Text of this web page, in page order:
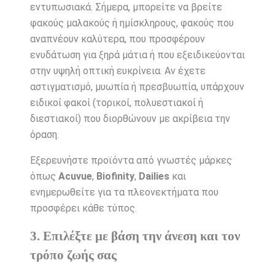
εντυπωσιακά. Σήμερα, μπορείτε να βρείτε
φακούς μαλακούς ή ημίσκληρους, φακούς που
αναπνέουν καλύτερα, που προσφέρουν
ενυδάτωση για ξηρά μάτια ή που εξειδικεύονται
στην υψηλή οπτική ευκρίνεια. Αν έχετε
αστιγματισμό, μυωπία ή πρεσβυωπία, υπάρχουν
ειδικοί φακοί (τορικοί, πολυεστιακοί ή
διεστιακοί) που διορθώνουν με ακρίβεια την
όραση.
Εξερευνήστε προϊόντα από γνωστές μάρκες
όπως Acuvue, Biofinity, Dailiesκαι
ενημερωθείτε για τα πλεονεκτήματα που
προσφέρει κάθε τύπος.
3. Επιλέξτε με βάση την άνεση και τον
τρόπο ζωής σας